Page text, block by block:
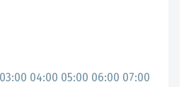
03:00 04:00 05:00 06:00 07:00